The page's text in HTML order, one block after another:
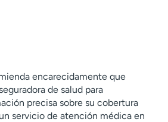
encarecidamente que
de salud para
precisa sobre su cobertura
servicio de atención médica en